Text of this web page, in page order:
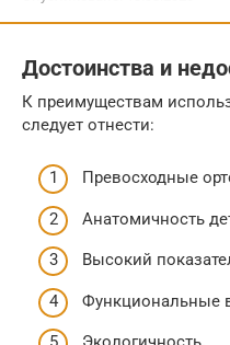
Достоинства и
К преимуществам
следует отнести:
Превосходные
Анатомичность
Высокий
Функциональные